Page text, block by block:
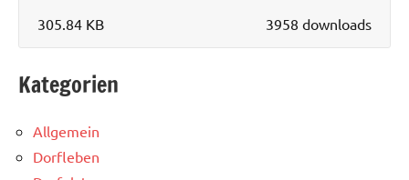
3958 downloads
305.84 KB
Kategorien
Allgemein
Dorfleben